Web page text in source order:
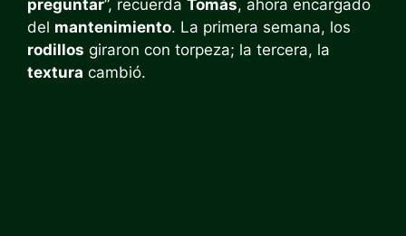
preguntar”, recuerda Tomás, ahora encargado
del mantenimiento. La primera semana, los
rodillos giraron con torpeza; la tercera, la
textura cambió.